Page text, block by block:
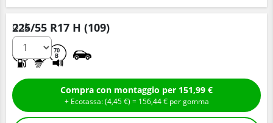
225/55 R17 H (109)
70
B
Q.tà
Compra con montaggio per 151,99 €
+ Ecotassa: (4,45€ ) = 156,44€ per gomma